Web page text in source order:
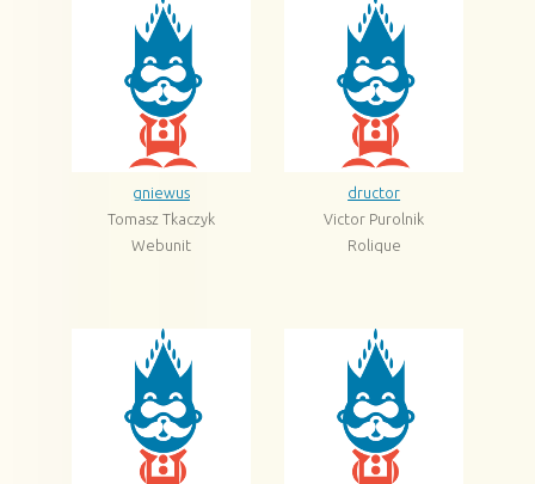
gniewus
Tomasz Tkaczyk
Webunit
dructor
Victor Purolnik
Rolique